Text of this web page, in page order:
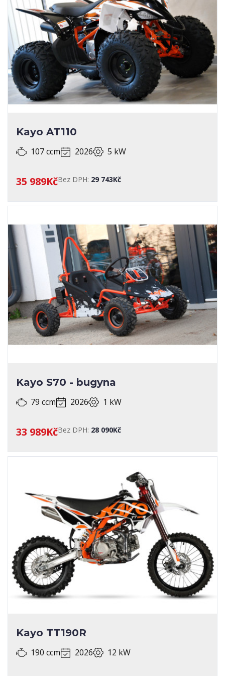
SERVISNÍ KNIHA
SPECIALIZOVANÉ ÚPRAVY
STAV
STK
TECHNICKÝ PRŮKAZ
Kayo AT110
107 ccm 2026 5 kW
35 989KčBez DPH: 29 743Kč
Kayo S70 - bugyna
79 ccm 2026 1 kW
33 989KčBez DPH: 28 090Kč
Kayo TT190R
190 ccm 2026 12 kW